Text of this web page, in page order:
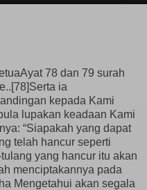
78 dan 79 surah
ia
kepada Kami
lupakan keadaan Kami
“Siapakah yang dapat
telah hancur seperti
yang hancur itu akan
menciptakannya pada
Mengetahui akan segala